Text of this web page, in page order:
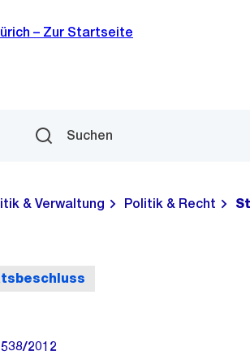
Suchen
& Verwaltung Politik & Recht
2012